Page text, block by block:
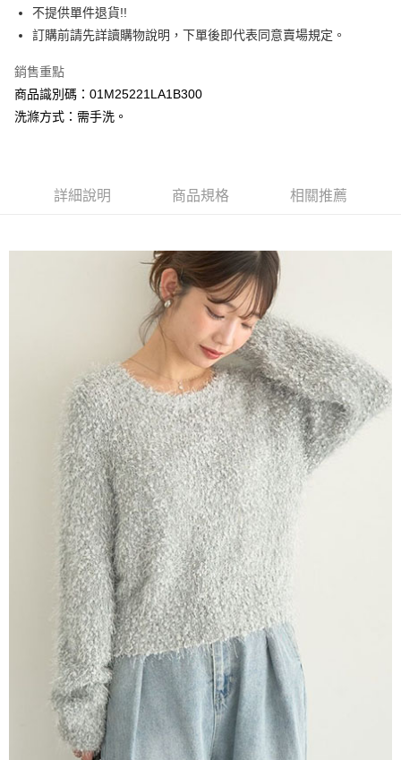
元大商業銀行
玉山商業銀行
星展（台灣）商業銀行
台灣樂天信用卡公司
悠遊付
大哥付你分期
相關說明
【大哥付你分期使用說明】
成交易。
3.實際核准額度、可分期數及費用金額請依後續交易確認頁面所載為準。
法說明評估內容。
1.分期款項不併入電信帳單，「大哥付你分期」於每月結算日後寄送繳費提
2.透過簡訊連結打開帳單後，可選擇「超商條碼／台灣大直營門市／銀行轉
帳／街口支付／iPASS MONEY」等通路繳費。
1.本服務係由「台灣大哥大股份有限公司」（以下簡稱本公司）所提供，讓
用戶於交易時，得透過本服務購買商品或服務，並由商店將買賣／分期付款
買賣價金債權讓與本公司後，依約使用本公司帳單繳交帳款。
2.基於同意付款使用「大哥付你分期」之契約關係目的，商店將以您的個人
資料（包含姓名、電話或地址）提供予台灣大哥大進項蒐集、處理及利用，
由本公司與您本人進行分期帳單所需資料之確認、核對及更正。
3.完整用戶服務條款，請詳閱以下連結：https://oppay.tw/userRule
AFTEE先享後付是「在收到商品之後才付款」的支付方式。 讓您購物簡單
３．安心：先確認商品／服務後，再付款。
【「AFTEE先享後付」結帳流程】
１．於結帳方式選擇「AFTEE先享後付」後，將跳轉至「AFTEE先享後付」
結帳頁面，進行簡訊認證並確認金額後，即可完成結帳。
２．訂單成立數日內，您將收到繳費通知簡訊。
３．收到繳費通知簡訊後14天內，點擊此簡訊中的連結，可透過四大超商／
ATM／網路銀行／等多元方式進行付款，方視為交易完成。
※ 請注意：結帳手續完成當下不需立刻繳費，但若您需要取消訂單，請聯絡
購買商品的店家。未經商家同意取消之訂單仍視為有效，需透過AFTEE先享
後付繳納相關費用。
※ 交易是否成功請以「AFTEE先享後付 」之結帳頁面顯示為準，若有關於
是否繳費成功／繳費後需取消欲退款等相關疑問，請聯繫「AFTEE先享後付
客戶支援中心」https://netprotections.freshdesk.com/support/home
【注意事項】
１．透過由恩沛科技股份有限公司提供之「AFTEE先享後付」服務完成之交
易，需依本服務之必要範圍內提供個人資料，並將交易相關給付款項請求債
權轉讓予恩沛科技股份有限公司。
２．關於個人資料處理事宜，請瀏覽以下網址：
https://aftee.tw/terms/#terms3
３．未成年的使用者請事先徵得法定代理人或監護人之同意方可使用
「AFTEE先享後付」，若未經同意申辦者引起之損失，本公司不負相關責
４．使用「AFTEE先享後付」時，將依據個別帳號之用戶狀況，依本公司即
時審查核予不同之上限額度；若仍有額度不足之情形，本公司將視審查結果
請求用戶進行身份認證。
５．嚴禁一人註冊多個帳號或使用他人資訊註冊。若發現惡意使用之情形，
恩沛科技股份有限公司將有權停止該用戶之使用額度並採取法律行動。
ATM付款
每筆NT$60，滿NT$1,500(含以上)免運費
每筆NT$60，滿NT$1,500(含以上)免運費
萊爾富取貨付款
每筆NT$60，滿NT$1,500(含以上)免運費
萊爾富純取貨
每筆NT$60，滿NT$1,500(含以上)免運費
7-11取貨付款
每筆NT$60，滿NT$1,500(含以上)免運費
7-11純取貨
每筆NT$60，滿NT$1,500(含以上)免運費
每筆NT$90，滿NT$1,500(含以上)免運費
不提供單件退貨!!
訂購前請先詳讀購物說明，下單後即代表同意賣場規定。
銷售重點
商品識別碼：01M25221LA1B300
洗滌方式：需手洗。
詳細說明 商品規格 相關推薦